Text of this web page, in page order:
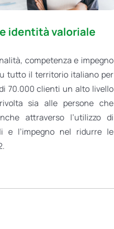
identità valoriale
competenza e impegno
tutto il territorio italiano per
70.000 clienti un alto livello
sia alle persone che
attraverso l’utilizzo di
e l’impegno nel ridurre le